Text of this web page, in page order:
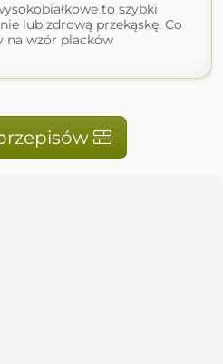
to szybki
lub zdrową przekąskę. Co
na wzór placków